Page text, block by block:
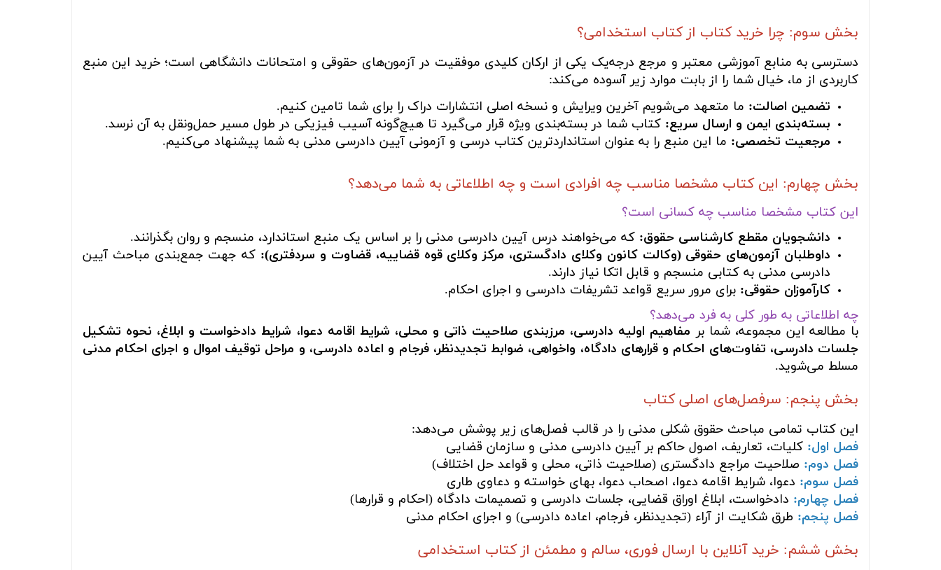
بخش سوم: چرا خرید کتاب از کتاب استخدامی؟
دسترسی به منابع آموزشی معتبر و مرجع درجه‌یک یکی از ارکان کلیدی موفقیت در آزمون‌های حقوقی و امتحانات دانشگاهی است؛ خرید این منبع
کاربردی از ما، خیال شما را از بابت موارد زیر آسوده می‌کند:
تضمین اصالت: ما متعهد می‌شویم آخرین ویرایش و نسخه اصلی انتشارات دراک را برای شما تامین کنیم.
بسته‌بندی ایمن و ارسال سریع: کتاب شما در بسته‌بندی ویژه قرار می‌گیرد تا هیچ‌گونه آسیب فیزیکی در طول مسیر حمل‌ونقل به آن نرسد.
مرجعیت تخصصی: ما این منبع را به عنوان استانداردترین کتاب درسی و آزمونی آیین دادرسی مدنی به شما پیشنهاد می‌کنیم.
بخش چهارم: این کتاب مشخصا مناسب چه افرادی است و چه اطلاعاتی به شما می‌دهد؟
این کتاب مشخصا مناسب چه کسانی است؟
دانشجویان مقطع کارشناسی حقوق: که می‌خواهند درس آیین دادرسی مدنی را بر اساس یک منبع استاندارد، منسجم و روان بگذرانند.
داوطلبان آزمون‌های حقوقی (وکالت کانون وکلای دادگستری، مرکز وکلای قوه قضاییه، قضاوت و سردفتری): که جهت جمع‌بندی مباحث آیین
دادرسی مدنی به کتابی منسجم و قابل اتکا نیاز دارند.
کارآموزان حقوقی: برای مرور سریع قواعد تشریفات دادرسی و اجرای احکام.
چه اطلاعاتی به طور کلی به فرد می‌دهد؟
با مطالعه این مجموعه، شما بر مفاهیم اولیه دادرسی، مرزبندی صلاحیت ذاتی و محلی، شرایط اقامه دعوا، شرایط دادخواست و ابلاغ، نحوه تشکیل
جلسات دادرسی، تفاوت‌های احکام و قرارهای دادگاه، واخواهی، ضوابط تجدیدنظر، فرجام و اعاده دادرسی، و مراحل توقیف اموال و اجرای احکام مدنی
مسلط می‌شوید.
بخش پنجم: سرفصل‌های اصلی کتاب
این کتاب تمامی مباحث حقوق شکلی مدنی را در قالب فصل‌های زیر پوشش می‌دهد:
فصل اول: کلیات، تعاریف، اصول حاکم بر آیین دادرسی مدنی و سازمان قضایی
فصل دوم: صلاحیت مراجع دادگستری (صلاحیت ذاتی، محلی و قواعد حل اختلاف)
فصل سوم: دعوا، شرایط اقامه دعوا، اصحاب دعوا، بهای خواسته و دعاوی طاری
فصل چهارم: دادخواست، ابلاغ اوراق قضایی، جلسات دادرسی و تصمیمات دادگاه (احکام و قرارها)
فصل پنجم: طرق شکایت از آراء (تجدیدنظر، فرجام، اعاده دادرسی) و اجرای احکام مدنی
بخش ششم: خرید آنلاین با ارسال فوری، سالم و مطمئن از کتاب استخدامی